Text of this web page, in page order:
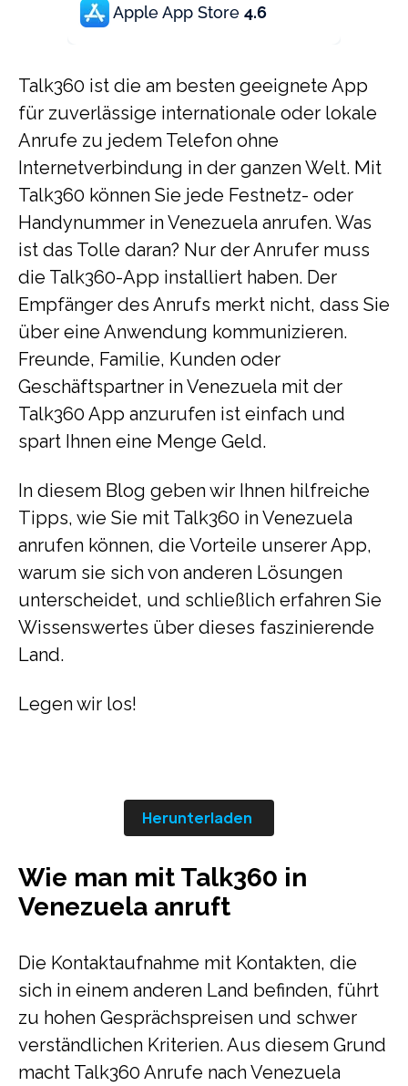
Apple App Store 4.6
Talk360 ist die am besten geeignete App
für zuverlässige internationale oder lokale
Anrufe zu jedem Telefon ohne
Internetverbindung in der ganzen Welt. Mit
Talk360 können Sie jede Festnetz- oder
Handynummer in Venezuela anrufen. Was
ist das Tolle daran? Nur der Anrufer muss
die Talk360-App installiert haben. Der
Empfänger des Anrufs merkt nicht, dass Sie
über eine Anwendung kommunizieren.
Freunde, Familie, Kunden oder
Geschäftspartner in Venezuela mit der
Talk360 App anzurufen ist einfach und
spart Ihnen eine Menge Geld.
In diesem Blog geben wir Ihnen hilfreiche
Tipps, wie Sie mit Talk360 in Venezuela
anrufen können, die Vorteile unserer App,
warum sie sich von anderen Lösungen
unterscheidet, und schließlich erfahren Sie
Wissenswertes über dieses faszinierende
Land.
Legen wir los!
Herunterladen
Wie man mit Talk360 in
Venezuela anruft
Die Kontaktaufnahme mit Kontakten, die
sich in einem anderen Land befinden, führt
zu hohen Gesprächspreisen und schwer
verständlichen Kriterien. Aus diesem Grund
macht Talk360 Anrufe nach Venezuela